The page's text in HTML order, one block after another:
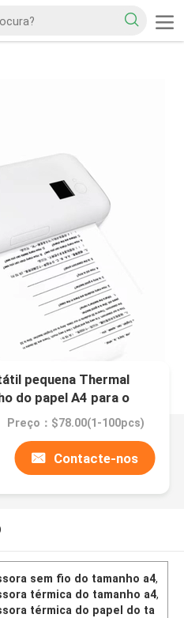
pequena Thermal
do papel A4 para o
Preço：$78.00(1-100pcs)
Contacte-nos
sem fio do tamanho a4,
térmica do tamanho a4,
térmica do papel do ta